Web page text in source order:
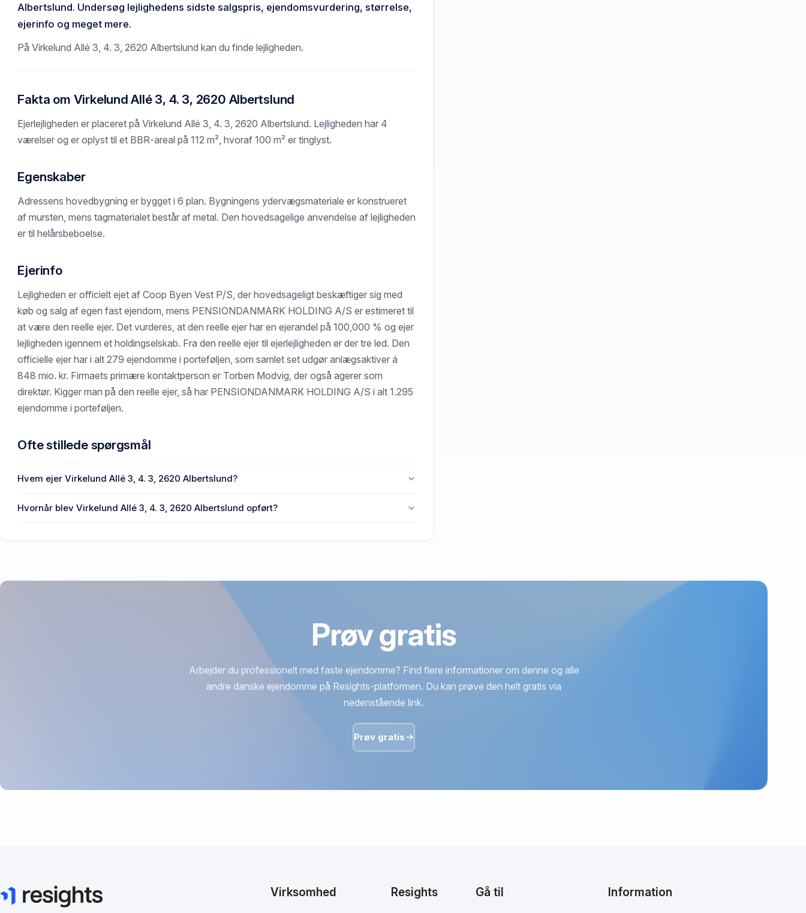
Albertslund. Undersøg lejlighedens sidste salgspris, ejendomsvurdering, størrelse,
ejerinfo og meget mere.
På Virkelund Allé 3, 4. 3, 2620 Albertslund kan du finde lejligheden.
Fakta om Virkelund Allé 3, 4. 3, 2620 Albertslund
Ejerlejligheden er placeret på Virkelund Allé 3, 4. 3, 2620 Albertslund. Lejligheden har 4
værelser og er oplyst til et BBR-areal på 112 m², hvoraf 100 m² er tinglyst.
Egenskaber
Adressens hovedbygning er bygget i 6 plan. Bygningens ydervægsmateriale er konstrueret
af mursten, mens tagmaterialet består af metal. Den hovedsagelige anvendelse af lejligheden
er til helårsbeboelse.
Ejerinfo
Lejligheden er officielt ejet af Coop Byen Vest P/S, der hovedsageligt beskæftiger sig med
køb og salg af egen fast ejendom, mens PENSIONDANMARK HOLDING A/S er estimeret til
at være den reelle ejer. Det vurderes, at den reelle ejer har en ejerandel på 100,000 % og ejer
lejligheden igennem et holdingselskab. Fra den reelle ejer til ejerlejligheden er der tre led. Den
officielle ejer har i alt 279 ejendomme i porteføljen, som samlet set udgør anlægsaktiver á
848 mio. kr. Firmaets primære kontaktperson er Torben Modvig, der også agerer som
direktør. Kigger man på den reelle ejer, så har PENSIONDANMARK HOLDING A/S i alt 1.295
ejendomme i porteføljen.
Ofte stillede spørgsmål
Hvem ejer Virkelund Allé 3, 4. 3, 2620 Albertslund?
Hvornår blev Virkelund Allé 3, 4. 3, 2620 Albertslund opført?
Prøv gratis
Arbejder du professionelt med faste ejendomme? Find flere informationer om denne og alle
andre danske ejendomme på Resights-platformen. Du kan prøve den helt gratis via
nedenstående link.
Prøv gratis
Virksomhed Resights Gå til Information